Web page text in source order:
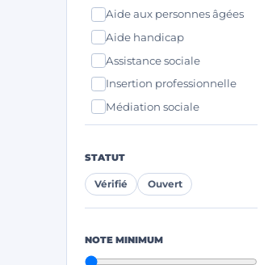
Aide aux personnes âgées
Aide handicap
Assistance sociale
Insertion professionnelle
Médiation sociale
STATUT
Vérifié Ouvert
NOTE MINIMUM